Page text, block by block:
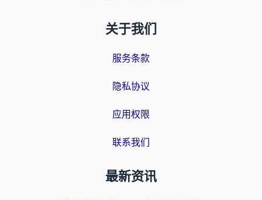
关于我们
服务条款
隐私协议
应用权限
联系我们
最新资讯